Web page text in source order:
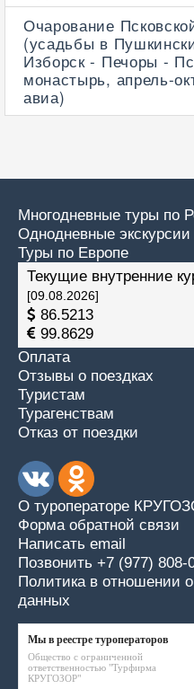
Очарование
(усадьбы в
Изборск - Печоры -
монастырь, апрель-
авиа)
Многодневные туры по
Однодневные
Туры по Европе
Текущие внутренние
[09.08.2026]
86.5213
99.8629
Оплата
Отзывы о поездках
Туристам
Турагенствам
Отказ от поездки
О туроператоре
Форма обратной связи
Написать email
Позвонить +7 (977) 808-
Политика в отношении
данных
Мы в реестре туроператоров
Общество с ограниченной
ответственностью "Турфирма
КРУГОЗОР"